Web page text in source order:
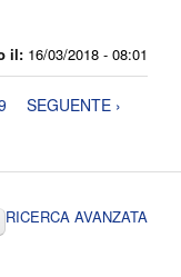
il: 16/03/2018 - 08:01
SEGUENTE ›
RICERCA AVANZATA